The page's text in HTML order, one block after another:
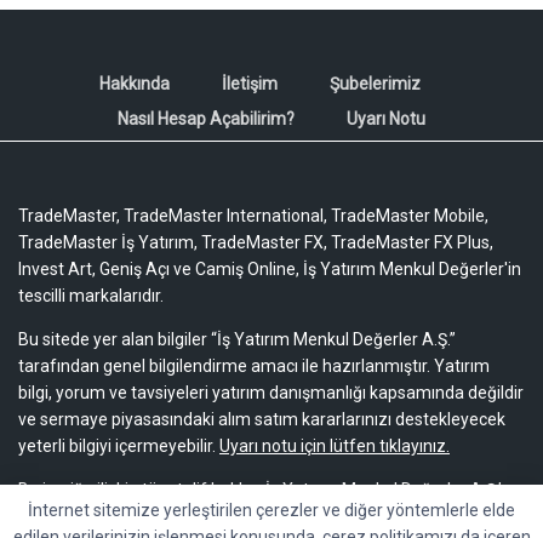
Hakkında İletişim
Şubelerimiz
Nasıl Hesap Açabilirim?
Uyarı Notu
TradeMaster, TradeMaster International, TradeMaster Mobile,
TradeMaster İş Yatırım, TradeMaster FX, TradeMaster FX Plus,
Invest Art, Geniş Açı ve Camiş Online, İş Yatırım Menkul Değerler'in
tescilli markalarıdır.
Bu sitede yer alan bilgiler “İş Yatırım Menkul Değerler A.Ş.”
tarafından genel bilgilendirme amacı ile hazırlanmıştır. Yatırım
bilgi, yorum ve tavsiyeleri yatırım danışmanlığı kapsamında değildir
ve sermaye piyasasındaki alım satım kararlarınızı destekleyecek
yeterli bilgiyi içermeyebilir. Uyarı notu için lütfen tıklayınız.
Bu içeriğe ilişkin tüm telif hakları İş Yatırım Menkul Değerler A.Ş.’ye
aittir. Bu içerik, açık iznimiz olmaksızın başkaları tarafından
İnternet sitemize yerleştirilen çerezler ve diğer yöntemlerle elde